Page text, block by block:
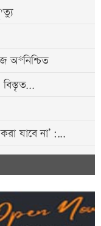
অ*নিশ্চিত
যাবে না’:...